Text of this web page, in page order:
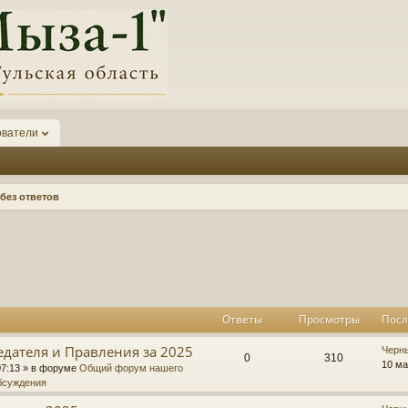
ответов
Ответы Просмотры
и Правления за 2025
» в форуме Общий форум нашего
0О 310П
П
о
л
10